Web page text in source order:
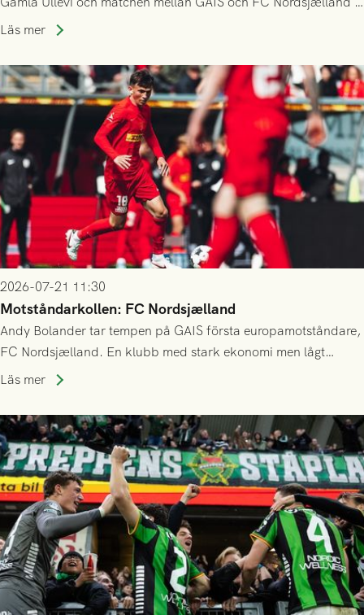
kvalet till Conference League! Avspark kl 19.00 på torsdag
Läs mer
2026-07-21 11:30
Motståndarkollen: FC Nordsjælland
Andy Bolander tar tempen på GAIS första europamotståndare,
FC Nordsjælland. En klubb med stark ekonomi men lågt
publiksnitt, ett lag med både kollektiv styrka och individuell
Läs mer